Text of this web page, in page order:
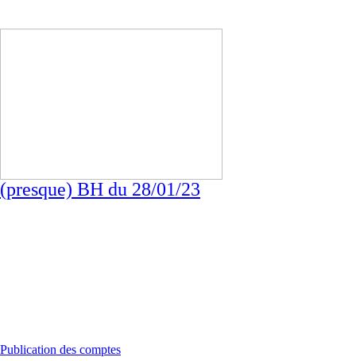
(presque) BH du 28/01/23
Publication des comptes